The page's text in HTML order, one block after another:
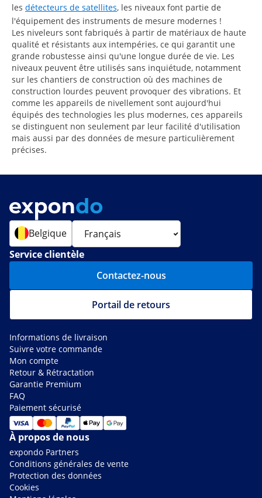
les détecteurs de satellites, les niveaux font partie de
l'équipement des instruments de mesure modernes !
Les niveleurs sont fabriqués à partir de matériaux de haute
qualité et résistants aux intempéries, ce qui garantit une
grande robustesse ainsi qu'une longue durée de vie. Les
niveaux peuvent être utilisés sans inquiétude, notamment
sur les chantiers de construction où des machines de
construction lourdes peuvent provoquer des vibrations. Et
comme les appareils de nivellement sont aujourd'hui
équipés des technologies les plus modernes, ces appareils
se distinguent non seulement par leur facilité d'utilisation
mais aussi par des données de mesure particulièrement
précises.
Belgique
Service clientèle
Contactez-nous
Portail de retours
Informations de livraison
Suivre votre commande
Mon compte
Retour & Rétractation
Garantie Premium
FAQ
Paiement sécurisé
À propos de nous
expondo Partners
Conditions générales de vente
Protection des données
Cookies